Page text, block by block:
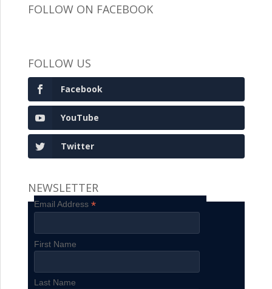
FOLLOW ON FACEBOOK
FOLLOW US
Facebook
YouTube
Twitter
NEWSLETTER
Email Address*
First Name
Last Name